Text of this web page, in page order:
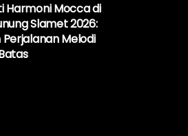
Harmoni Mocca di
Slamet 2026:
Perjalanan Melodi